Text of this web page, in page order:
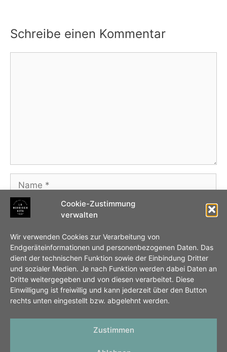
Cookie-Zustimmung
verwalten
Wir verwenden Cookies zur Verarbeitung von
Endgeräteinformationen und personenbezogenen Daten. Das
dient der technischen Funktion sowie der Einbindung Dritter
und sozialer Medien. Je nach Funktion werden dabei Daten an
Dritte weitergegeben und von diesen verarbeitet. Diese
Einwilligung ist freiwillig und kann jederzeit über den Button
rechts unten eingestellt bzw. abgelehnt werden.
Zustimmen
Schreibe einen Kommentar
E-
Mail-
Adresse
Website
Name, E-Mail-Adresse und Website in diesem
Browser für meinen nächsten Kommentar
speichern.